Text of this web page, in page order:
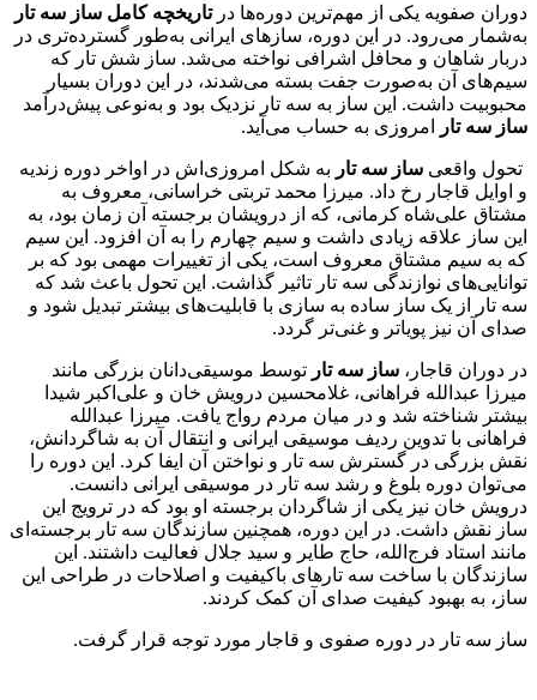
دوران صفویه یکی از مهم‌ترین دوره‌ها درتاریخچه کامل ساز سه تار
به‌شمار می‌رود. در این دوره، سازهای ایرانی به‌طور گسترده‌تری در
دربار شاهان و محافل اشرافی نواخته می‌شد. ساز شش تار که
سیم‌های آن به‌صورت جفت بسته می‌شدند، در این دوران بسیار
محبوبیت داشت. این ساز به سه تار نزدیک بود و به‌نوعی پیش‌درآمد
ساز سه تار
امروزی به حساب می‌آید.
تحول واقعی ساز سه تار به شکل امروزی‌اش در اواخر دوره زندیه
و اوایل قاجار رخ داد. میرزا محمد تربتی خراسانی، معروف به
مشتاق علی‌شاه کرمانی، که از درویشان برجسته آن زمان بود، به
این ساز علاقه زیادی داشت و سیم چهارم را به آن افزود. این سیم
که به سیم مشتاق معروف است، یکی از تغییرات مهمی بود که بر
توانایی‌های نوازندگی سه تار تاثیر گذاشت. این تحول باعث شد که
سه تار از یک ساز ساده به سازی با قابلیت‌های بیشتر تبدیل شود و
صدای آن نیز پویاتر و غنی‌تر گردد.
در دوران قاجار، ساز سه تار توسط موسیقی‌دانان بزرگی مانند
میرزا عبدالله فراهانی، غلامحسین درویش خان و علی‌اکبر شیدا
بیشتر شناخته شد و در میان مردم رواج یافت. میرزا عبدالله
فراهانی با تدوین ردیف موسیقی ایرانی و انتقال آن به شاگردانش،
نقش بزرگی در گسترش سه تار و نواختن آن ایفا کرد. این دوره را
می‌توان دوره بلوغ و رشد سه تار در موسیقی ایرانی دانست.
درویش خان نیز یکی از شاگردان برجسته او بود که در ترویج این
ساز نقش داشت. در این دوره، همچنین سازندگان سه تار برجسته‌ای
مانند استاد فرج‌الله، حاج طایر و سید جلال فعالیت داشتند. این
سازندگان با ساخت سه تارهای باکیفیت و اصلاحات در طراحی این
ساز، به بهبود کیفیت صدای آن کمک کردند.
ساز سه تار در دوره صفوی و قاجار مورد توجه قرار گرفت.